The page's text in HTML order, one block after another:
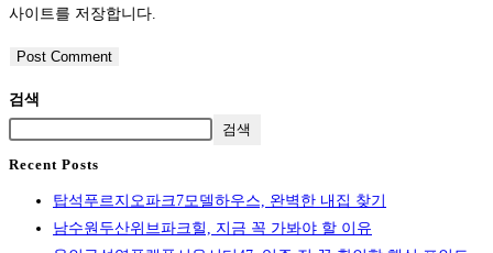
사이트를 저장합니다.
검색
검색
Recent Posts
탑석푸르지오파크7모델하우스, 완벽한 내집 찾기
남수원두산위브파크힐, 지금 꼭 가봐야 할 이유